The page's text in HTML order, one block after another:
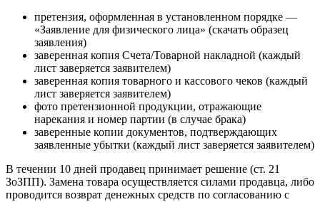
претензия, оформленная в установленном порядке —
«Заявление для физического лица» (скачать образец
заявления)
заверенная копия Счета/Товарной накладной (каждый
лист заверяется заявителем)
заверенная копия товарного и кассового чеков (каждый
лист заверяется заявителем)
фото претензионной продукции, отражающие
нарекания и номер партии (в случае брака)
заверенные копии документов, подтверждающих
заявленные убытки (каждый лист заверяется заявителем)
В течении 10 дней продавец принимает решение (ст. 21
ЗоЗПП). Замена товара осуществляется силами продавца, либо
проводится возврат денежных средств по согласованию с